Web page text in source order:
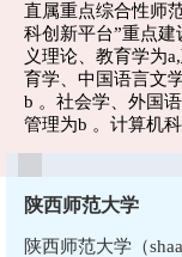
直属重点综合性师
科创新平台”重点
义理论、教育学为
育学、中国语言文
b 。社会学、外国
管理为b 。计算机
陕西师范大学
陕西师范大学（